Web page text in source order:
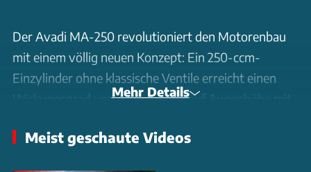
Der Avadi MA-250 revolutioniert den Motorenbau
mit einem völlig neuen Konzept: Ein 250-ccm-
Einzylinder ohne klassische Ventile erreicht einen
Wirkungsgrad von 42 Prozent - auf Augenhöhe mit
180 Grad versetzte Pleuel treiben über ein Pinion-
Mehr Details
Meist geschaute Videos